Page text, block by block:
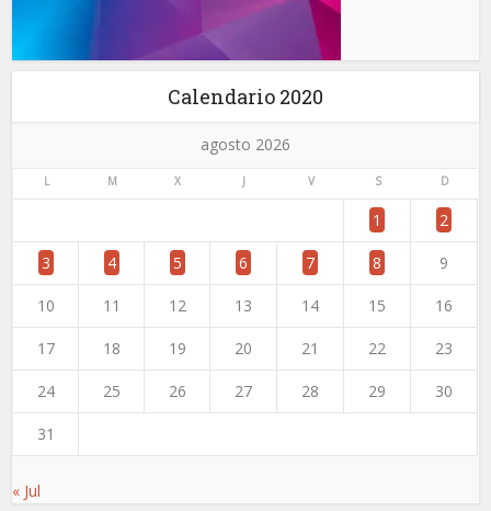
Calendario 2020
agosto 2026
L M X J V S D
1 2
3 4 5 6 7 8 9
10 11 12 13 14 15 16
17 18 19 20 21 22 23
24 25 26 27 28 29 30
31
« Jul